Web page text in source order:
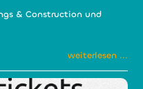
& Construction und
weiterlesen ...